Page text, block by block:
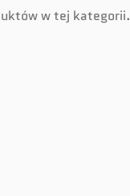
w tej kategorii.